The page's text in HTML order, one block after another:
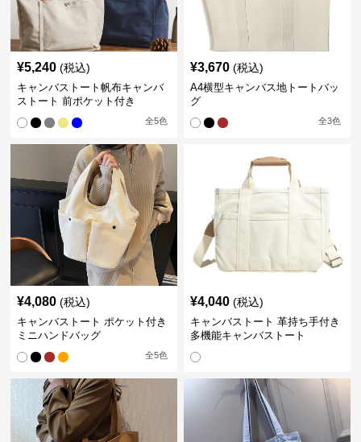
¥5,240 (税込)
キャンバストート帆布キャンバ
ストート 前ポケット付き
全5色
¥3,670 (税込)
A4横型キャンバス地トートバッ
グ
全3色
¥4,080 (税込)
キャンバストート ポケット付き
ミニハンドバッグ
全5色
¥4,040 (税込)
キャンバストート 革持ち手付き
多機能キャンバストート